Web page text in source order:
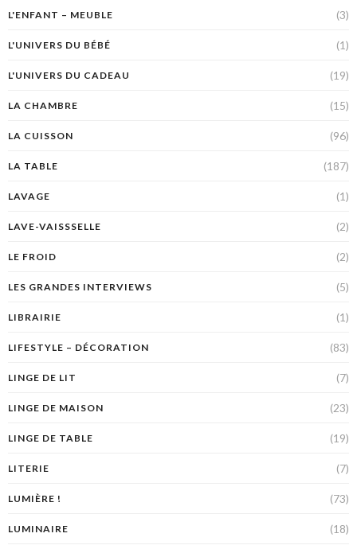
L'ENFANT – MEUBLE (3)
L'UNIVERS DU BÉBÉ (1)
L'UNIVERS DU CADEAU (19)
LA CHAMBRE (15)
LA CUISSON (96)
LA TABLE (187)
LAVAGE (1)
LAVE-VAISSSELLE (2)
LE FROID (2)
LES GRANDES INTERVIEWS (5)
LIBRAIRIE (1)
LIFESTYLE – DÉCORATION (83)
LINGE DE LIT (7)
LINGE DE MAISON (23)
LINGE DE TABLE (19)
LITERIE (7)
LUMIÈRE ! (73)
LUMINAIRE (18)